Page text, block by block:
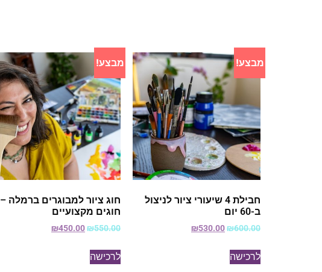
מבצע!
חבילת 4 שיעורי ציור לניצול
ב-60 יום
₪600.00
₪530.00
לרכישה
מבצע!
חוג ציור למבוגרים ברמלה –
חוגים מקצועיים
₪550.00
₪450.00
לרכישה